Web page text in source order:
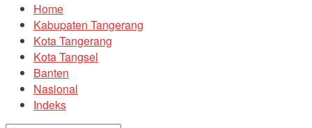
Home
Kabupaten Tangerang
Kota Tangerang
Kota Tangsel
Banten
Nasional
Indeks